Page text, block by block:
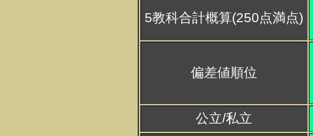
5教科合計概算(250点満点)
偏差値順位
公立/私立